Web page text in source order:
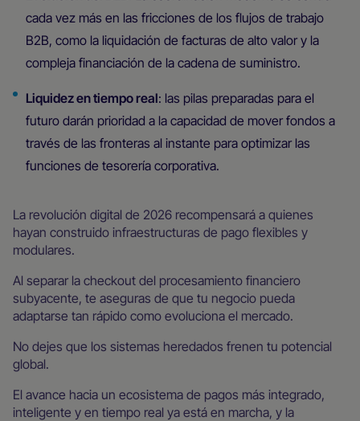
cada vez más en las fricciones de los flujos de trabajo
B2B, como la liquidación de facturas de alto valor y la
compleja financiación de la cadena de suministro.
Liquidez en tiempo real: las pilas preparadas para el
futuro darán prioridad a la capacidad de mover fondos a
través de las fronteras al instante para optimizar las
funciones de tesorería corporativa.
La revolución digital de 2026 recompensará a quienes
hayan construido infraestructuras de pago flexibles y
modulares.
Al separar la checkout del procesamiento financiero
subyacente, te aseguras de que tu negocio pueda
adaptarse tan rápido como evoluciona el mercado.
No dejes que los sistemas heredados frenen tu potencial
global.
El avance hacia un ecosistema de pagos más integrado,
inteligente y en tiempo real ya está en marcha, y la